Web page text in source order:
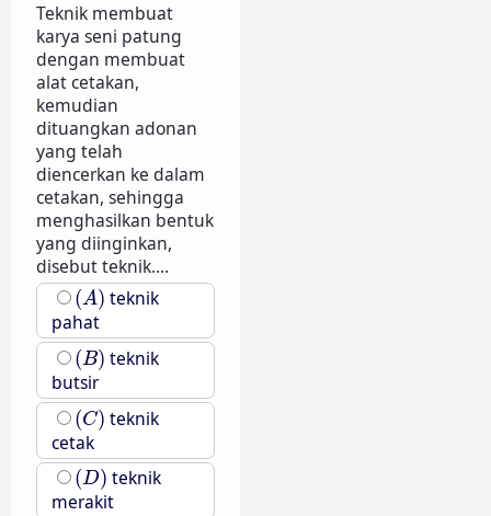
Teknik membuat
karya seni patung
dengan membuat
alat cetakan,
kemudian
dituangkan adonan
yang telah
diencerkan ke dalam
cetakan, sehingga
menghasilkan bentuk
yang diinginkan,
disebut teknik....
(A)
(A) teknik
pahat
(B)
(B) teknik
butsir
(C)
(C) teknik
cetak
(D)
(D) teknik
merakit